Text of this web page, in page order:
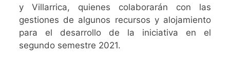
y Villarrica, quienes colaborarán con las
gestiones de algunos recursos y alojamiento
para el desarrollo de la iniciativa en el
segundo semestre 2021.